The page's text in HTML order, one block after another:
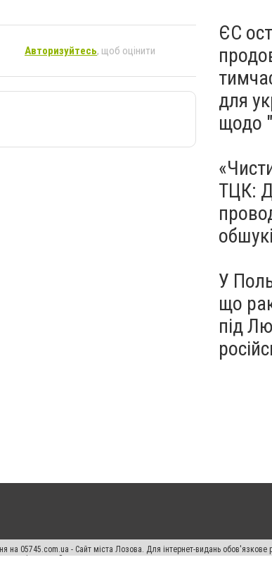
Авторизуйтесь, щоб оцінити
ЄС
для
щодо
ТЦК:
У
що
під
на 05745.com.ua - Сайт міста Лозова. Для інтернет-видань обов'язкове
Законом.